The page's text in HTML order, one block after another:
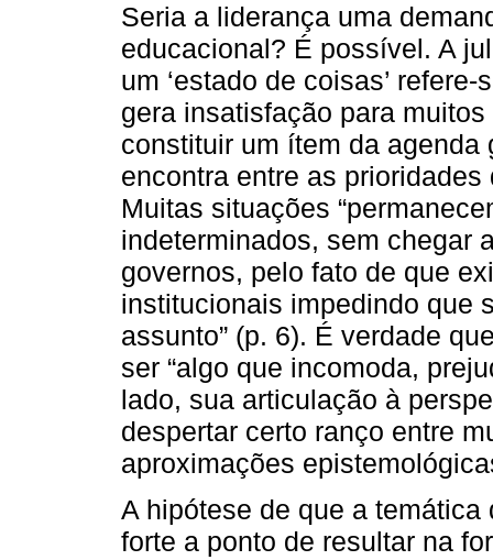
Seria a liderança uma
educacional? É possível. A
um ‘estado de coisas’
gera insatisfação para
constituir um ítem da
encontra entre as
Muitas situações
indeterminados, sem chegar
governos, pelo fato de que
institucionais impedindo que
assunto” (p. 6). É verdade
ser “algo que incomoda,
lado, sua articulação à
despertar certo ranço entre
aproximações
A hipótese de que a
forte a ponto de resultar na